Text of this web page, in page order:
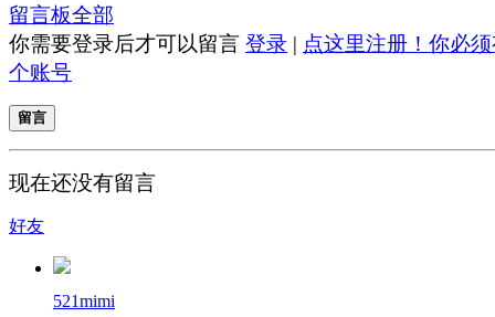
留言板全部
你需要登录后才可以留言 登录 | 点这里注册！你必
个账号
留言
现在还没有留言
好友
521mimi